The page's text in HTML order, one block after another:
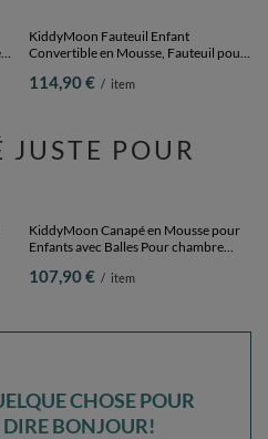
KiddyMoon Fauteuil Enfant
Convertible en Mousse, Fauteuil pour
d'Enfants Matelas Pliable Matelas
114,90 € / item
POUR
KiddyMoon Canapé en Mousse pour
Enfants avec Balles Pour chambre
Housse Amovible Parfait pour Jouer
Balles
107,90 € / item
CHOSE POUR
DIRE BONJOUR!